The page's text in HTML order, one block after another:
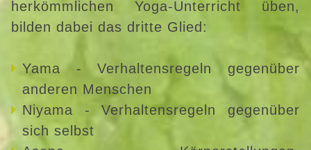
herkömmlichen Yoga-Unterricht üben,
bilden dabei das dritte Glied:
Yama - Verhaltensregeln gegenüber
anderen Menschen
Niyama - Verhaltensregeln gegenüber
sich selbst